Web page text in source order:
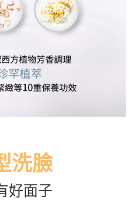
洗臉
好面子